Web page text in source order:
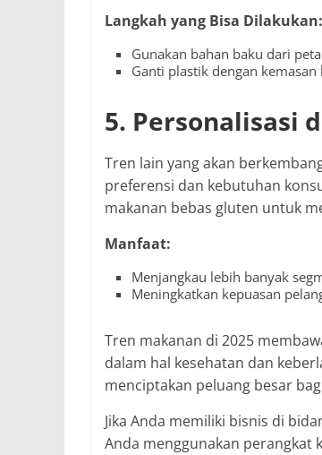
Langkah yang Bisa Dilakukan:
Gunakan bahan baku dari
Ganti plastik dengan kemasan
5. Personalisasi
Tren lain yang akan
preferensi dan kebutuhan
makanan bebas gluten untuk
Manfaat:
Menjangkau lebih banyak
Meningkatkan kepuasan
Tren makanan di 2025
dalam hal kesehatan dan
menciptakan peluang besar
Jika Anda memiliki bisnis di
Anda menggunakan perangkat